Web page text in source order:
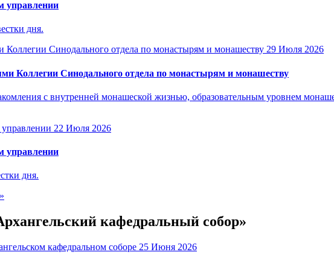
управлении
дня.
29 Июля 2026
Коллегии Синодального отдела по монастырям и монашеству
с внутренней монашеской жизнью, образовательным уровнем
22 Июля 2026
управлении
дня.
кафедральный собор»
25 Июня 2026